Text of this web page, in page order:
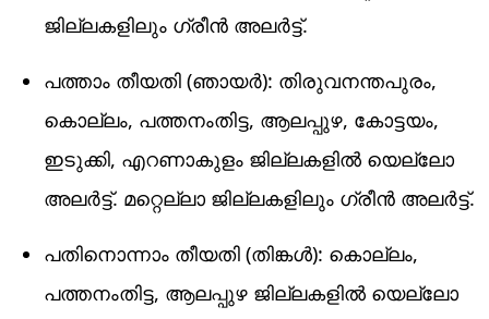
ജില്ലകളിലും ​ഗ്രീൻ അലർട്ട്.
പത്താം തീയതി (ഞായർ): തിരുവനന്തപുരം,
കൊല്ലം, പത്തനംതിട്ട, ആലപ്പുഴ, കോട്ടയം,
ഇടുക്കി, എറണാകുളം ജില്ലകളിൽ യെല്ലോ
അലർട്ട്. മറ്റെല്ലാ ജില്ലകളിലും ​ഗ്രീൻ അലർട്ട്.
പതിനൊന്നാം തീയതി (തിങ്കൾ): കൊല്ലം,
പത്തനംതിട്ട, ആലപ്പുഴ ജില്ലകളിൽ യെല്ലോ